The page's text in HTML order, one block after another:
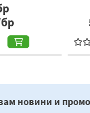
новини и